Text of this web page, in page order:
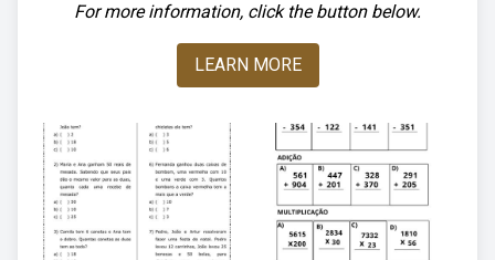
For more information, click the button below.
LEARN MORE